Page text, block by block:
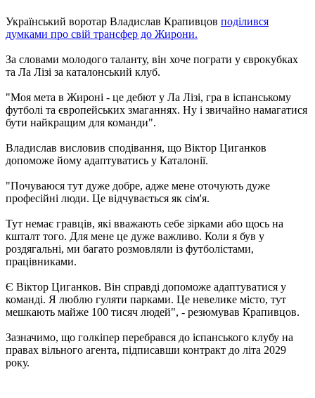
Український воротар Владислав Крапивцов поділився
думками про свій трансфер до Жирони.
За словами молодого таланту, він хоче пограти у єврокубках
та Ла Лізі за каталонський клуб.
"Моя мета в Жироні - це дебют у Ла Лізі, гра в іспанському
футболі та європейських змаганнях. Ну і звичайно намагатися
бути найкращим для команди".
Владислав висловив сподівання, що Віктор Циганков
допоможе йому адаптуватись у Каталонії.
"Почуваюся тут дуже добре, адже мене оточують дуже
професійні люди. Це відчувається як сім'я.
Тут немає гравців, які вважають себе зірками або щось на
кшталт того. Для мене це дуже важливо. Коли я був у
роздягальні, ми багато розмовляли із футболістами,
працівниками.
Є Віктор Циганков. Він справді допоможе адаптуватися у
команді. Я люблю гуляти парками. Це невелике місто, тут
мешкають майже 100 тисяч людей", - резюмував Крапивцов.
Зазначимо, що голкіпер перебрався до іспанського клубу на
правах вільного агента, підписавши контракт до літа 2029
року.